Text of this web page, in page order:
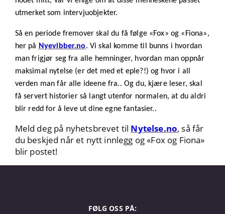
utmerket som intervjuobjekter.
Så en periode fremover skal du få følge «Fox» og «Fiona»,
her på Nyevibber.no. Vi skal komme til bunns i hvordan
man frigjør seg fra alle hemninger, hvordan man oppnår
maksimal nytelse (er det med et eple?!) og hvor i all
verden man får alle ideene fra.. Og du, kjære leser, skal
få servert historier så langt utenfor normalen, at du aldri
blir redd for å leve ut dine egne fantasier..
Meld deg på nyhetsbrevet til Nytelse.no, så får
du beskjed når et nytt innlegg og «Fox og Fiona»
blir postet!
FØLG OSS PÅ: